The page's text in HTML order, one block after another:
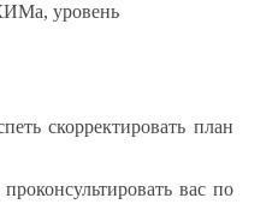
уровень
скорректировать план
вас по